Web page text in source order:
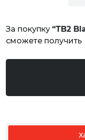
За покупку “TB2
сможете получить